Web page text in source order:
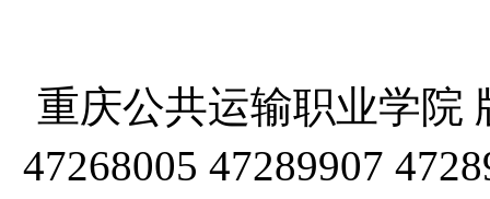
重庆公共运输职业学院
47268005 47289907